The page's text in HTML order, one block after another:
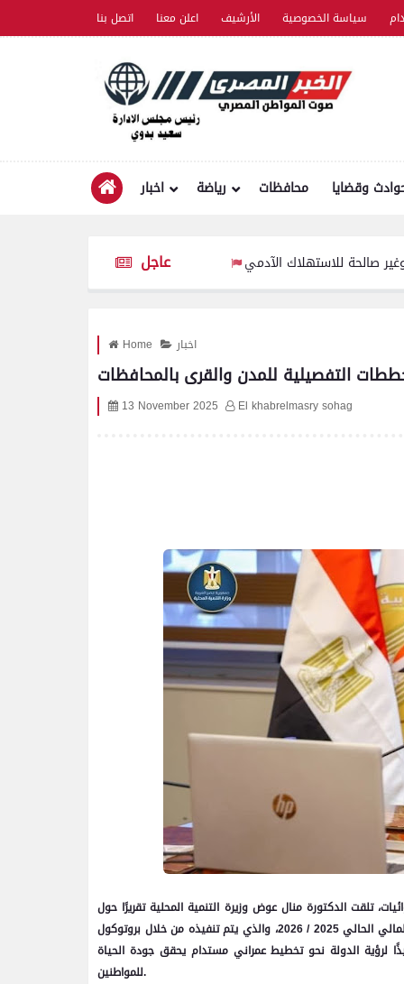
اتصل بنا اعلن معنا الأرشيف سياسة الخصوصية
اخبار رياضة محافظات وقضايا
عاجل
Home اخبار
التفصيلية للمدن والقرى بالمحافظات
13 November 2025 El khabrelmasry sohag
تلقت الدكتورة منال عوض وزيرة التنمية المحلية تقريرًا حول
الموقف التنفيذي لإعداد المخططات التفصيلية للمدن والقرى بالمحافظات خلال العام المالي الحالي 2025 / 2026، والذي يتم تنفيذه من خلال بروتوكول
لرؤية الدولة نحو تخطيط عمراني مستدام يحقق جودة الحياة
للمواطنين.